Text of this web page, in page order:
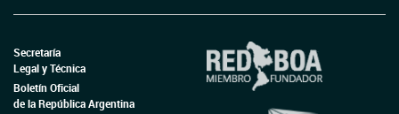
Secretaría
Legal y Técnica
Boletín Oficial
de la República Argentina